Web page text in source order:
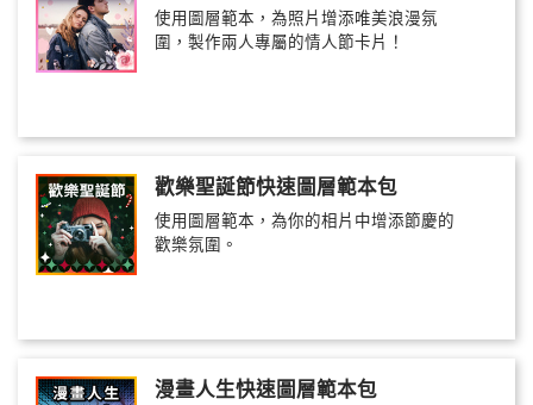
使用圖層範本，為照片增添唯美浪漫氛
圍，製作兩人專屬的情人節卡片！
歡樂聖誕節快速圖層範本包
使用圖層範本，為你的相片中增添節慶的
歡樂氛圍。
漫畫人生快速圖層範本包